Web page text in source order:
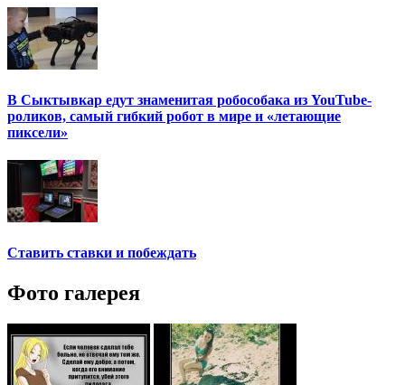
В Сыктывкар едут знаменитая робособака из YouTube-
роликов, самый гибкий робот в мире и «летающие
пиксели»
Ставить ставки и побеждать
Фото галерея